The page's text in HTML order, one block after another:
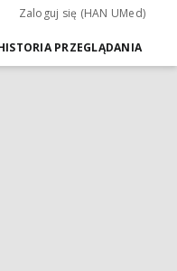
Zaloguj się (HAN UMed)
PRZEGLĄDANIA